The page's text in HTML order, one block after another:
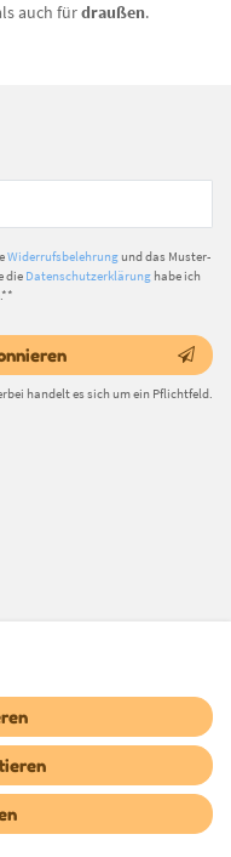
auch fürdraußen.
Widerrufsbelehrungund das Muster-
die Datenschutzerklärunghabe ich
handelt es sich um ein Pflichtfeld.